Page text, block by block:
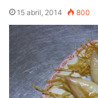
15 abril, 2014 800